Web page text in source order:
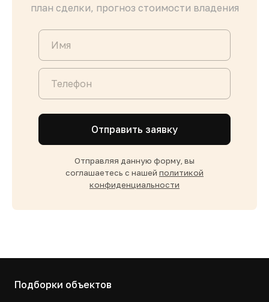
план сделки, прогноз стоимости владения
Отправить заявку
Отправляя данную форму, вы
соглашаетесь с нашей политикой
конфиденциальности
Подборки объектов